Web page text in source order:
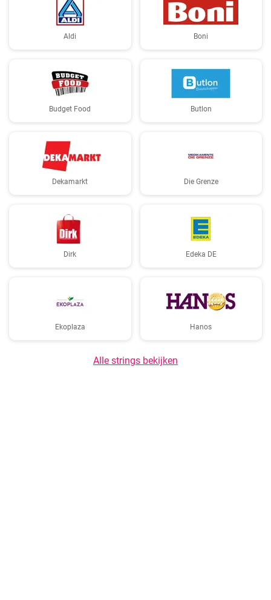
Aldi Boni
Budget Food Butlon
Dekamarkt Die Grenze
Dirk Edeka DE
Ekoplaza Hanos
Alle strings bekijken